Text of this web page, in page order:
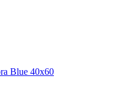
Blue 40x60